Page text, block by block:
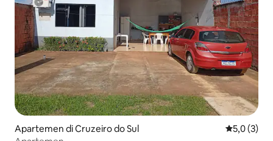
Apartemen di Cruzeiro do Sul Nilai rata-
5,0 (3)